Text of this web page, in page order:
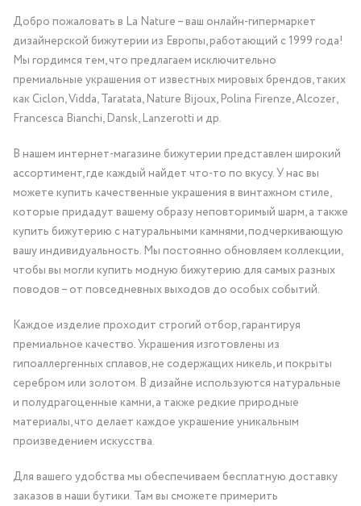
Добро пожаловать в La Nature – ваш онлайн-гипермаркет
дизайнерской бижутерии из Европы, работающий с 1999 года!
Мы гордимся тем, что предлагаем исключительно
премиальные украшения от известных мировых брендов, таких
как Ciclon, Vidda, Taratata, Nature Bijoux, Polina Firenze, Alcozer,
Francesca Bianchi, Dansk, Lanzerotti и др.
В нашем интернет-магазине бижутерии представлен широкий
ассортимент, где каждый найдет что-то по вкусу. У нас вы
можете купить качественные украшения в винтажном стиле,
которые придадут вашему образу неповторимый шарм, а также
купить бижутерию с натуральными камнями, подчеркивающую
вашу индивидуальность. Мы постоянно обновляем коллекции,
чтобы вы могли купить модную бижутерию для самых разных
поводов – от повседневных выходов до особых событий.
Каждое изделие проходит строгий отбор, гарантируя
премиальное качество. Украшения изготовлены из
гипоаллергенных сплавов, не содержащих никель, и покрыты
серебром или золотом. В дизайне используются натуральные
и полудрагоценные камни, а также редкие природные
материалы, что делает каждое украшение уникальным
произведением искусства.
Для вашего удобства мы обеспечиваем бесплатную доставку
заказов в наши бутики. Там вы сможете примерить